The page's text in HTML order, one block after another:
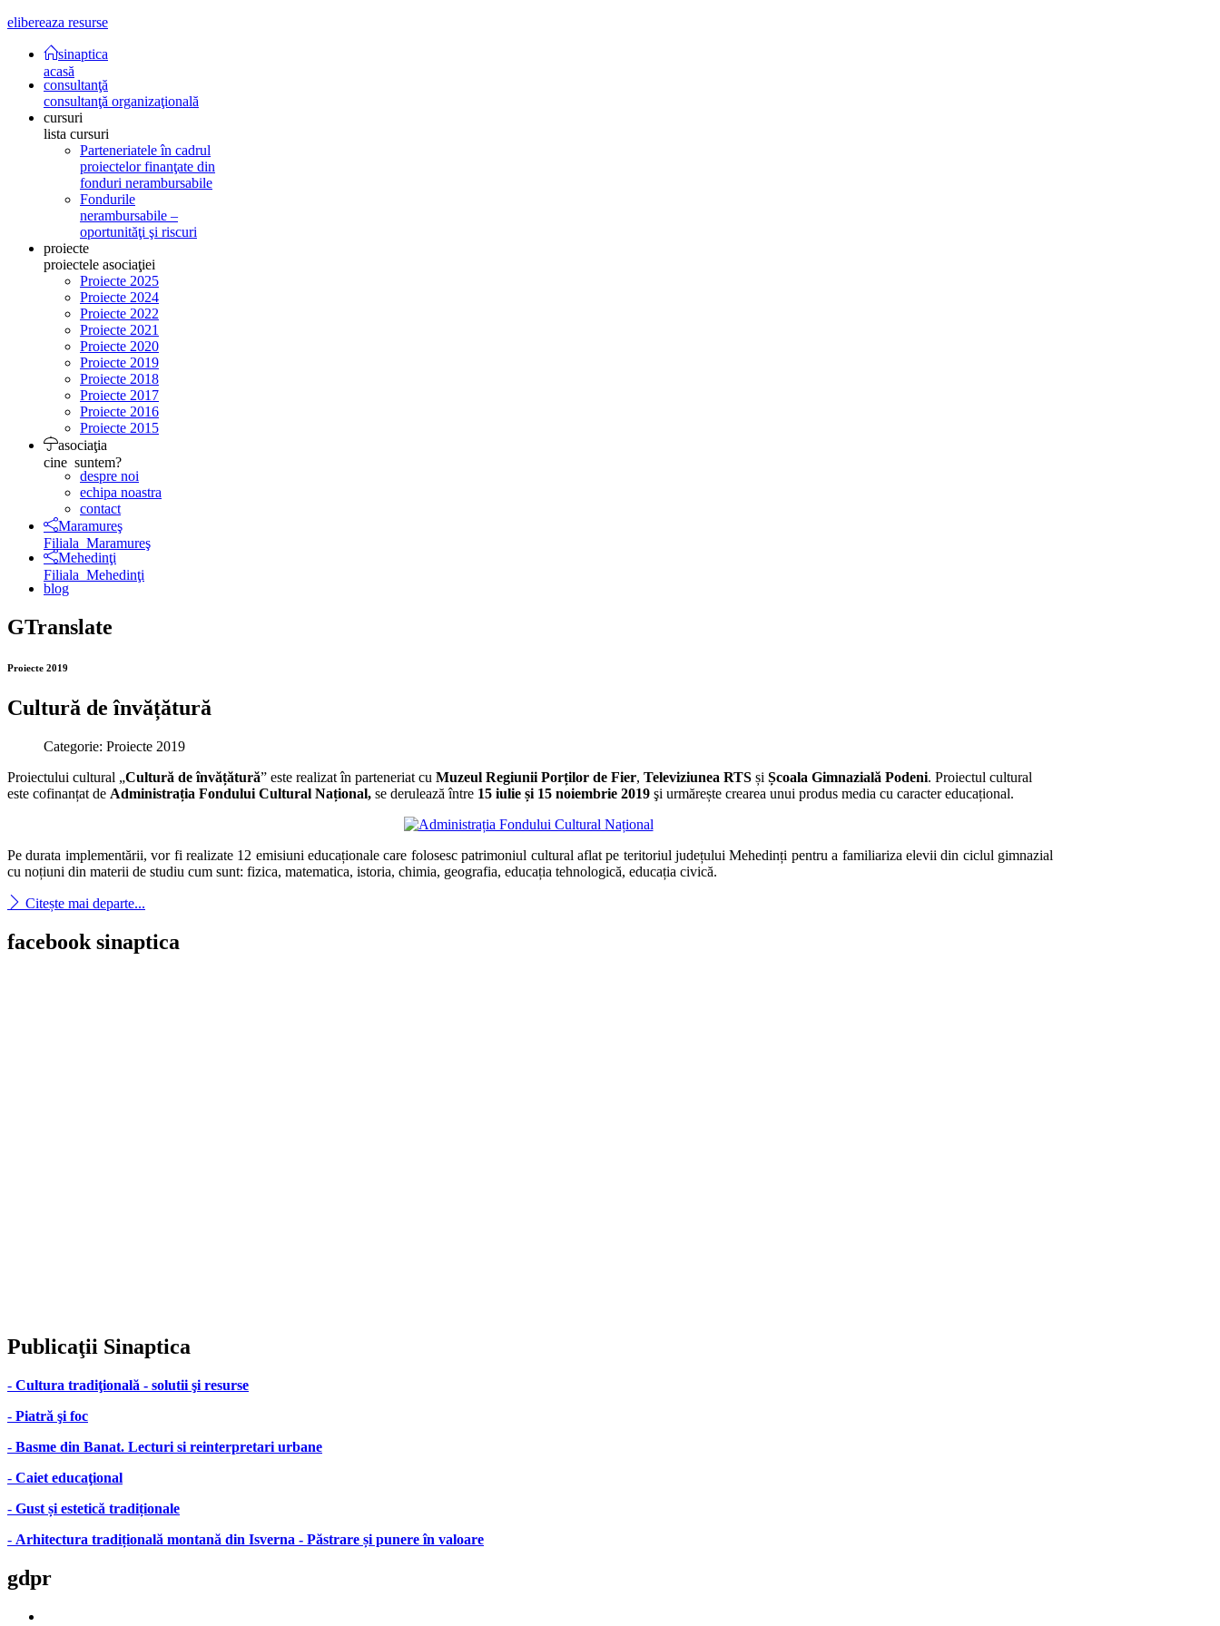
elibereaza resurse
sinaptica
acasă
consultanţă
consultanţă organizaţională
cursuri
lista cursuri
Parteneriatele în cadrul
proiectelor finanţate din
fonduri nerambursabile
Fondurile
nerambursabile –
oportunităţi şi riscuri
proiecte
proiectele asociaţiei
Proiecte 2025
Proiecte 2024
Proiecte 2022
Proiecte 2021
Proiecte 2020
Proiecte 2019
Proiecte 2018
Proiecte 2017
Proiecte 2016
Proiecte 2015
asociaţia
cine suntem?
despre noi
echipa noastra
contact
Maramureş
Filiala Maramureş
Mehedinţi
Filiala Mehedinţi
blog
GTranslate
Proiecte 2019
Cultură de învățătură
Categorie: Proiecte 2019
Proiectului cultural „Cultură de învățătură” este realizat în parteneriat cu Muzeul Regiunii Porților de Fier, Televiziunea RTS și Școala Gimnazială Podeni. Proiectul cultural
este cofinanțat de Administrația Fondului Cultural Național, se derulează între 15 iulie și 15 noiembrie 2019 şi urmărește crearea unui produs media cu caracter educațional.
Pe durata implementării, vor fi realizate 12 emisiuni educaționale care folosesc patrimoniul cultural aflat pe teritoriul județului Mehedinți pentru a familiariza elevii din ciclul gimnazial
cu noțiuni din materii de studiu cum sunt: fizica, matematica, istoria, chimia, geografia, educația tehnologică, educația civică.
Citește mai departe...
facebook sinaptica
Publicaţii Sinaptica
- Cultura tradiţională - solutii şi resurse
- Piatră şi foc
- Basme din Banat. Lecturi si reinterpretari urbane
- Caiet educaţional
- Gust și estetică tradiționale
- Arhitectura tradițională montană din Isverna - Păstrare și punere în valoare
gdpr